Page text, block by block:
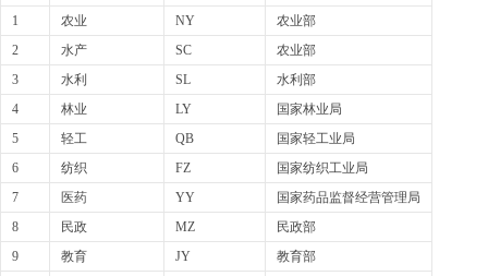
1
农业 NY
农业部
2
水产 SC
农业部
3
水利 SL
水利部
4
林业 LY
国家林业局
5
轻工 QB
国家轻工业局
6
纺织 FZ
国家纺织工业局
7
医药 YY
国家药品监督经营管理局
8
民政 MZ
民政部
9
教育 JY
教育部